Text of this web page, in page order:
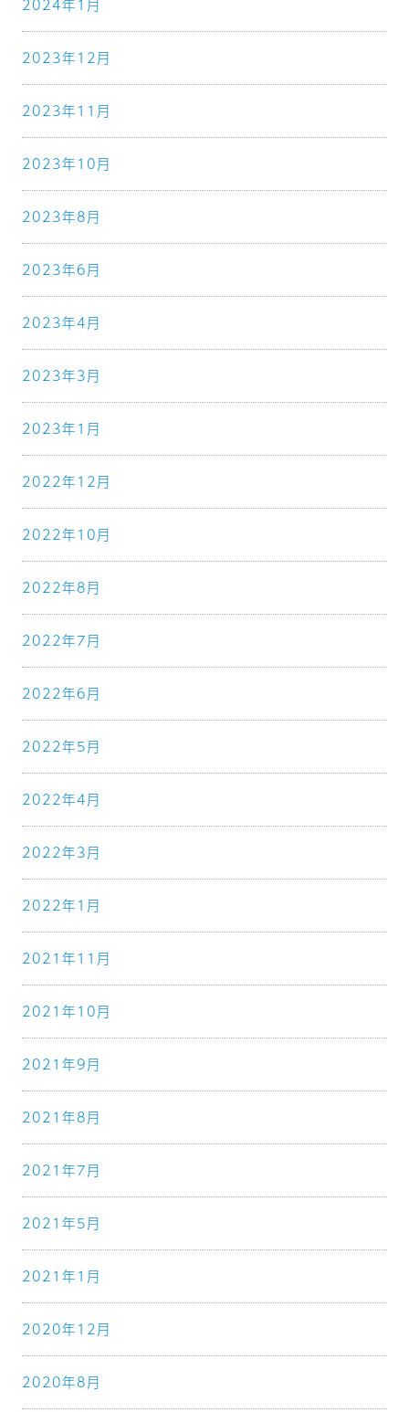
2024年1月
2023年12月
2023年11月
2023年10月
2023年8月
2023年6月
2023年4月
2023年3月
2023年1月
2022年12月
2022年10月
2022年8月
2022年7月
2022年6月
2022年5月
2022年4月
2022年3月
2022年1月
2021年11月
2021年10月
2021年9月
2021年8月
2021年7月
2021年5月
2021年1月
2020年12月
2020年8月